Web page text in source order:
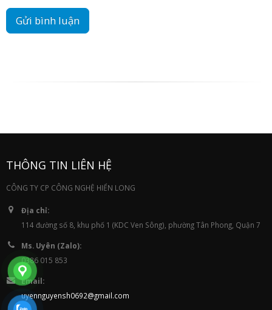
THÔNG TIN LIÊN HỆ
CÔNG TY CP CÔNG NGHỆ HIỂN LONG
Địa chỉ:
114 đường số 8, khu phố 1 (KDC Ven Sông), phường Tân Phong, Quận 7
Ms. Uyên (Zalo):
0386 015 853
Email:
uyennguyensh0692@gmail.com